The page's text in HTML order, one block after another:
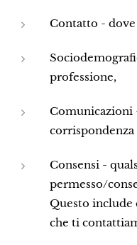
Contatto -
professione,
Comunicazioni
corrispondenza
Consensi -
permesso/
Questo include
che ti